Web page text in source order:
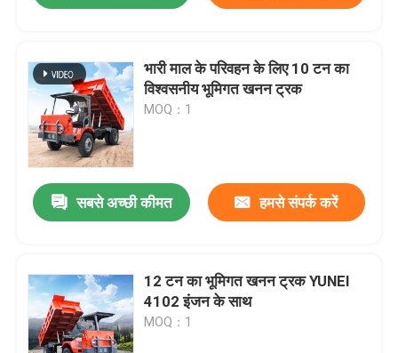
भारी माल के परिवहन के लिए 10 टन का
विश्वसनीय भूमिगत खनन ट्रक
MOQ：1
सबसे अच्छी कीमत हमसे संपर्क करें
12 टन का भूमिगत खनन ट्रक YUNEI
4102 इंजन के साथ
MOQ：1